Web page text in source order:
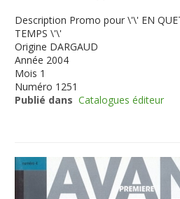
Description Promo pour \'\' EN
TEMPS \'\'
Origine DARGAUD
Année 2004
Mois 1
Numéro 1251
Publié dans Catalogues éditeur